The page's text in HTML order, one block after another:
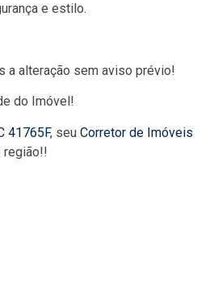
e estilo.
a alteração sem aviso prévio!
do Imóvel!
41765F, seu Corretor de Imóveis
região!!